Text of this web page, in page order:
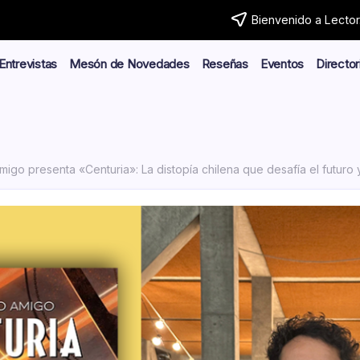
Bienvenido a
Entrevistas Mesón de Novedades Reseñas Eventos
presenta «Centuria»: La distopía chilena que desafía el futuro